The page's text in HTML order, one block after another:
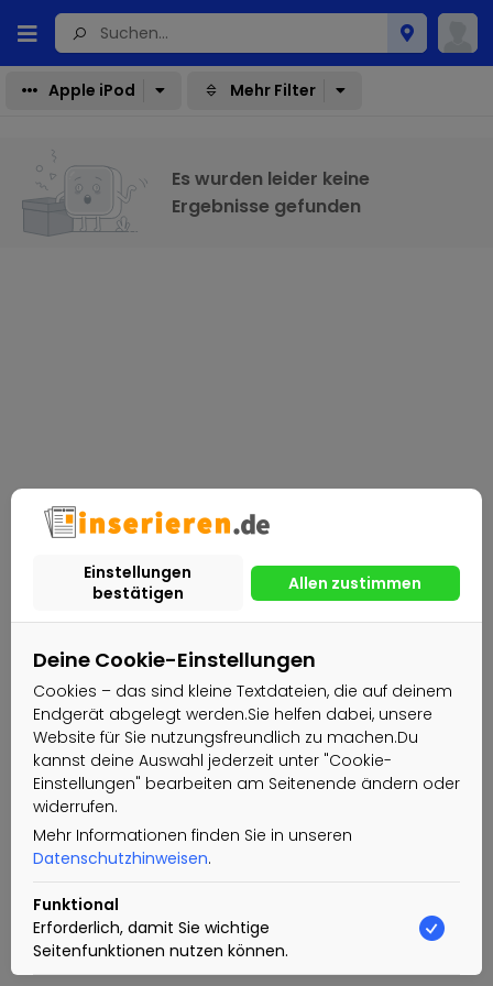
Deine Cookie-Einstellungen
Cookies – das sind kleine Textdateien, die auf deinem
Endgerät abgelegt werden.Sie helfen dabei, unsere
Website für Sie nutzungsfreundlich zu machen.Du
kannst deine Auswahl jederzeit unter "Cookie-
Einstellungen" bearbeiten am Seitenende ändern oder
widerrufen.
Mehr Informationen finden Sie in unseren
Datenschutzhinweisen.
Funktional
Erforderlich, damit Sie wichtige
Seitenfunktionen nutzen können.
Apple iPod Mehr Filter
Es wurden leider keine
Ergebnisse gefunden